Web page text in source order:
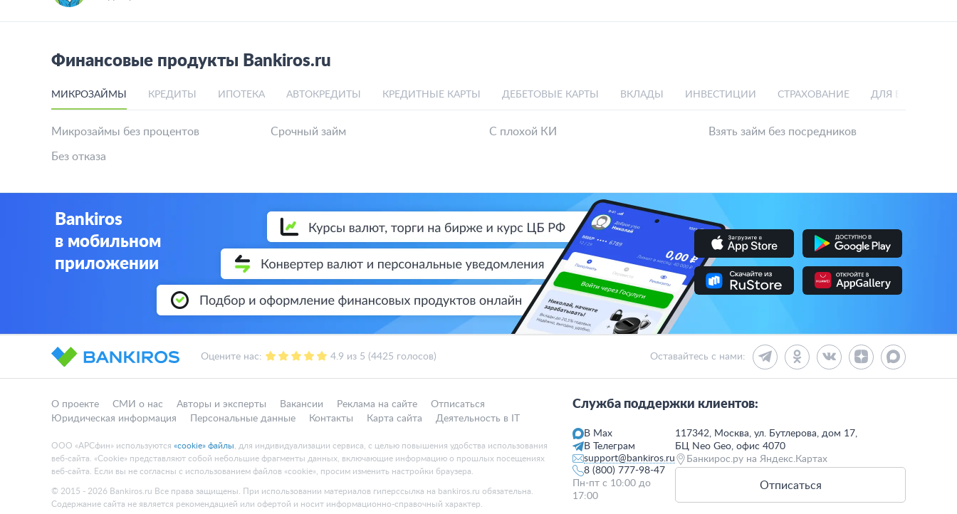
Финансовые продукты Bankiros.ru
МИКРОЗАЙМЫ КРЕДИТЫ ИПОТЕКА АВТОКРЕДИТЫ КРЕДИТНЫЕ КАРТЫ ДЕБЕТОВЫЕ КАРТЫ ВКЛАДЫ ИНВЕСТИЦИИ СТРАХОВАНИЕ ДЛЯ БИЗНЕСА
Микрозаймы без процентов
Без отказа
Срочный займ С плохой КИ Взять займ без посредников
Bankiros
в мобильном
приложении
Оцените нас: 4.9 из 5 (4425 голосов) Оставайтесь с нами:
О проекте СМИ о нас Авторы и эксперты Вакансии Реклама на сайте
Отписаться
Юридическая информация
Персональные данные Контакты Карта сайта Деятельность в IT
ООО «АРСфин» используются «cookie» файлы , для индивидуализации сервиса, с целью повышения удобства использования
веб-сайта. «Cookie» представляют собой небольшие фрагменты данных, включающие информацию о прошлых посещениях
веб-сайта. Если вы не согласны с использованием файлов «cookie», просим изменить настройки браузера.
© 2015 - 2026 Bankiros.ru Все права защищены. При использовании материалов гиперссылка на bankiros.ru обязательна.
Содержание сайта не является рекомендацией или офертой и носит информационно-справочный характер.
Служба поддержки клиентов:
В Max
В Телеграм
support@bankiros.ru
8 (800) 777-98-47
Пн-пт с 10:00 до
17:00
117342, Москва, ул. Бутлерова, дом 17,
БЦ Neo Geo, офис 4070
Банкирос.ру на Яндекс.Картах
Отписаться